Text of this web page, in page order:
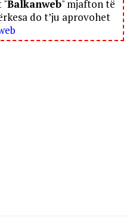
"Balkanweb" mjafton të
do t’ju aprovohet